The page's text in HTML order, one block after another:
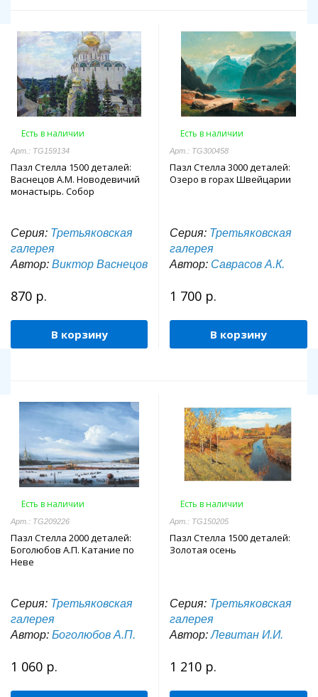
Есть в наличии
Арт.: TG159134
Пазл Стелла 1500 деталей:
Васнецов А.М. Новодевичий
монастырь. Собор
Серия: Третьяковская
галерея
Автор: Виктор Васнецов
870 р.
В корзину
Есть в наличии
Арт.: TG300458
Пазл Стелла 3000 деталей:
Озеро в горах Швейцарии
Серия: Третьяковская
галерея
Автор: Саврасов А.К.
1 700 р.
В корзину
Есть в наличии
Арт.: TG209226
Пазл Стелла 2000 деталей:
Боголюбов А.П. Катание по
Неве
Серия: Третьяковская
галерея
Автор: Боголюбов А.П.
1 060 р.
Есть в наличии
Арт.: TG150205
Пазл Стелла 1500 деталей:
Золотая осень
Серия: Третьяковская
галерея
Автор:Левитан И.И.
1 210 р.